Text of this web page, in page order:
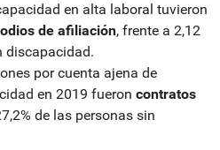
en alta laboral tuvieron
de afiliación, frente a 2,12
discapacidad.
por cuenta ajena de
en 2019 fueron contratos
de las personas sin